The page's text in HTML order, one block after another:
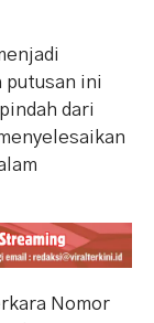
putusan ini
dari
Nomor